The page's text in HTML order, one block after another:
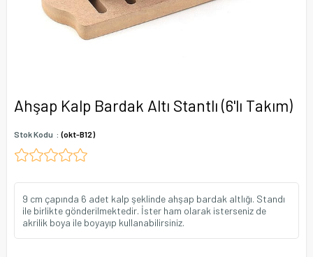
Ahşap Kalp Bardak Altı Stantlı (6'lı Takım)
Stok Kodu (okt-B12)
9 cm çapında 6 adet kalp şeklinde ahşap bardak altlığı. Standı
ile birlikte gönderilmektedir. İster ham olarak isterseniz de
akrilik boya ile boyayıp kullanabilirsiniz.